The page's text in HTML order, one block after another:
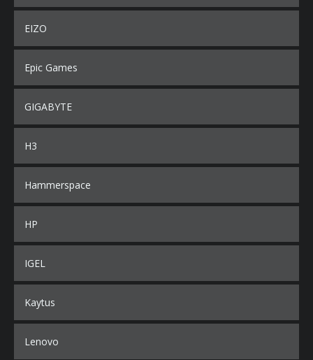
EIZO
Epic Games
GIGABYTE
H3
Hammerspace
HP
IGEL
Kaytus
Lenovo